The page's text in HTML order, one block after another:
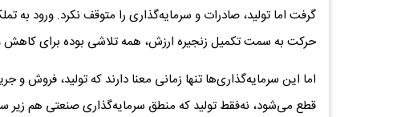
گرفت اما تولید، صادرات و سرمایه‌گذاری را متوقف نکرد. ورود به
حرکت به سمت تکمیل زنجیره ارزش، همه تلاشی بوده برای کاهش
قطع می‌شود، نه‌فقط تولید که منطق سرمایه‌گذاری صنعتی هم زیر